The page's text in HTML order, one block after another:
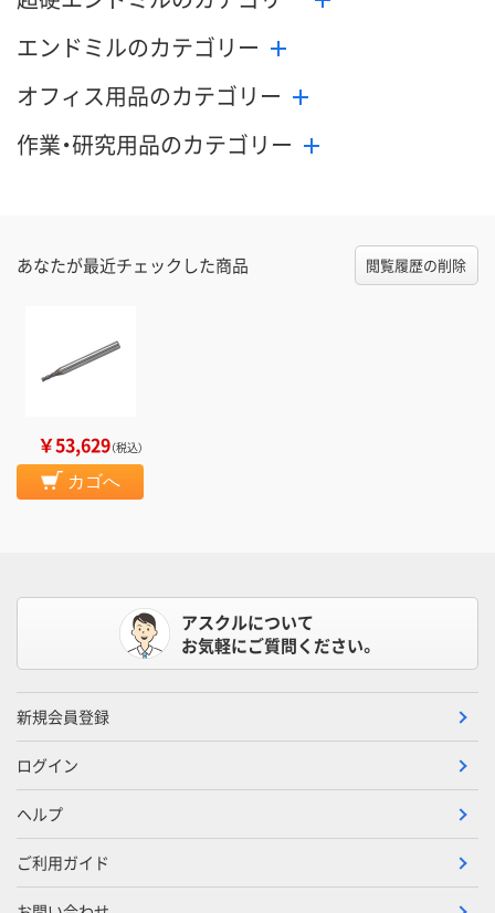
カゴへ
エンドミルのカテゴリー
オフィス用品のカテゴリー
作業・研究用品のカテゴリー
あなたが最近チェックした商品 閲覧履歴の削除
￥53,629（税込）
カゴへ
アスクルについて
お気軽にご質問ください。
新規会員登録
ログイン
ヘルプ
ご利用ガイド